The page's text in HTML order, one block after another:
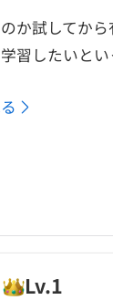
か試してか
習したいと
Lv.1